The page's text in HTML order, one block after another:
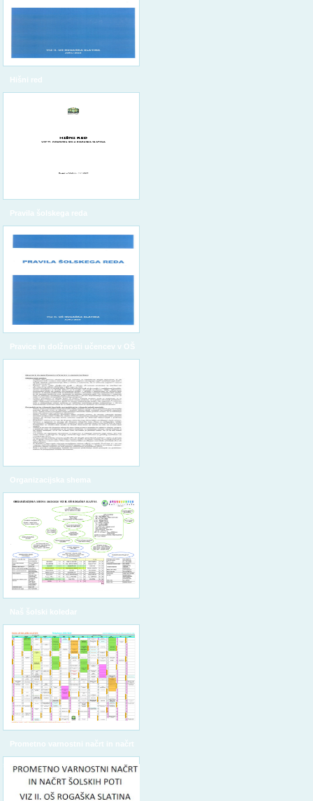
Hišni red
Pravila šolskega reda
Pravice in dolžnosti učencev v OŠ
Organizacijska shema
Naš šolski koledar
Prometno varnostni načrt in načrt
šolskih poti